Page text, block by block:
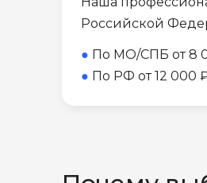
Российской
● По МО/СПБ от 8
● По РФ от 12 000